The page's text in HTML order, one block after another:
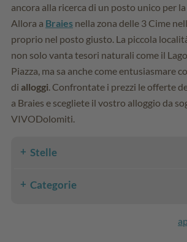
ancora alla ricerca di un posto unico per
Allora a Braies nella zona delle 3 Cime
proprio nel posto giusto. La piccola
non solo vanta tesori naturali come il
Piazza, ma sa anche come entusiasmare
di alloggi . Confrontate i prezzi le offerte
a Braies e scegliete il vostro alloggio da
VIVODolomiti.
Stelle
Categorie